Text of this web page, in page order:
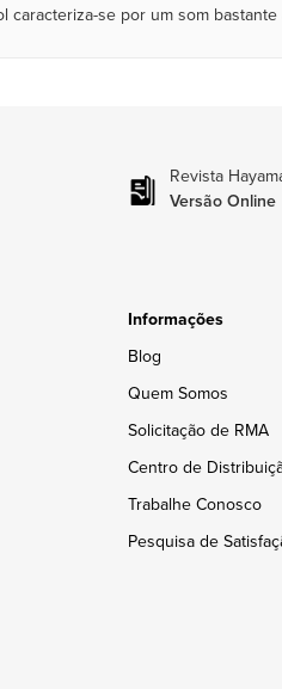
caracteriza-se por um som
Revista
Versão Online
Informações
Blog
Quem Somos
Solicitação de RMA
Centro de
Trabalhe Conosco
Pesquisa de